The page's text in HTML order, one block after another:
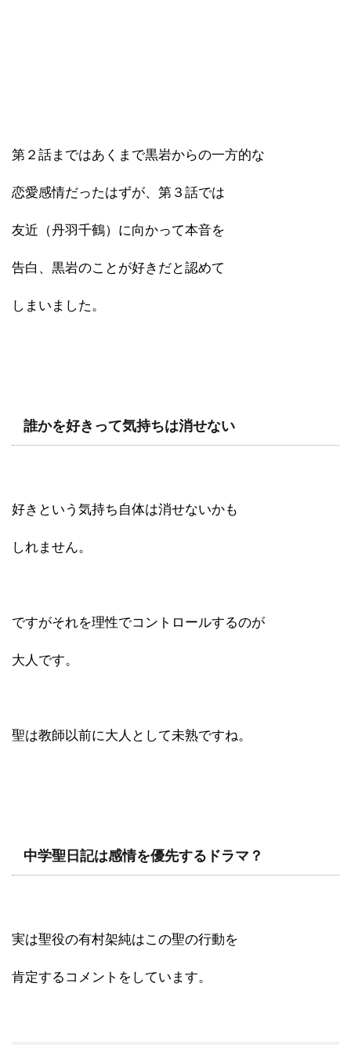
第２話まではあくまで黒岩からの一方的な
恋愛感情だったはずが、第３話では
友近（丹羽千鶴）に向かって本音を
告白、黒岩のことが好きだと認めて
しまいました。
誰かを好きって気持ちは消せない
好きという気持ち自体は消せないかも
しれません。
ですがそれを理性でコントロールするのが
大人です。
聖は教師以前に大人として未熟ですね。
中学聖日記は感情を優先するドラマ？
実は聖役の有村架純はこの聖の行動を
肯定するコメントをしています。